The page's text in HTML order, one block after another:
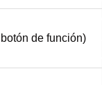
de función)